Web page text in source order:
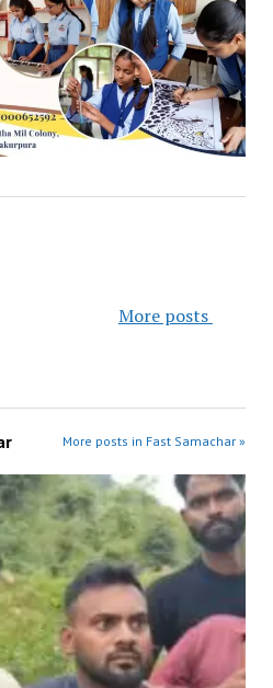
More posts in Fast Samachar »